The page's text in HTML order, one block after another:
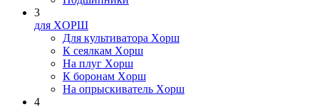
3
для XOPШ
Для культиватора Xopш
К сеялкам Xopш
На плуг Xopш
К боронам Xopш
На опрыскиватель Xopш
4